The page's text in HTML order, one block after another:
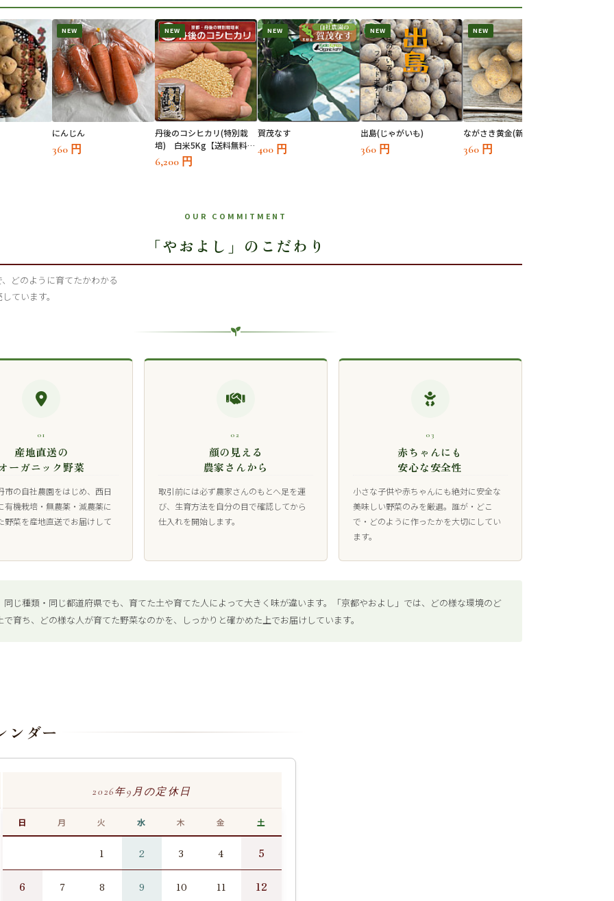
NEW
にんじん
360 円
NEW
丹後のコシヒカリ(特別栽
培) 白米5Kg【送料無料対
象外】
6,200 円
NEW
賀茂なす
400 円
NEW
出島(じゃがいも)
360 円
NEW
ながさき黄金(新じゃが)
360 円
OUR COMMITMENT
「やおよし」のこだわり
どのように育てたかわかる
ています。
01
産地直送の
オーガニック野菜
市の自社農園をはじめ、西日
有機栽培・無農薬・減農薬に
野菜を産地直送でお届けして
02
顔の見える
農家さんから
取引前には必ず農家さんのもとへ足を運
び、生育方法を自分の目で確認してから
仕入れを開始します。
03
赤ちゃんにも
安心な安全性
小さな子供や赤ちゃんにも絶対に安全な
美味しい野菜のみを厳選。誰が・どこ
で・どのように作ったかを大切にしてい
ます。
同じ種類・同じ都道府県でも、育てた土や育てた人によって大きく味が違います。「京都やおよし」では、どの様な環境のど
で育ち、どの様な人が育てた野菜なのかを、しっかりと確かめた上でお届けしています。
ンダー
2026年9月の定休日
日 月 火 水 木 金 土
1 2 3 4 5
6 7 8 9 10 11 12